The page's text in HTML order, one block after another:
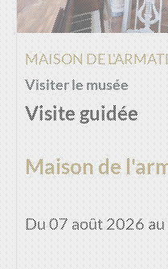
MAISON DE
Visiter le musée
Visite guidée
Maison de
Du 07 août 2026